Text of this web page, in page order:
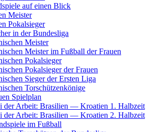
auf einen Blick
Meister
Pokalsieger
in der Bundesliga
Meister
Meister im Fußball der Frauen
Pokalsieger
Pokalsieger der Frauen
Sieger der Ersten Liga
Torschützenkönige
Spielplan
der Arbeit: Brasilien — Kroatien 1. Halbzeit
der Arbeit: Brasilien — Kroatien 2. Halbzeit
im Fußball